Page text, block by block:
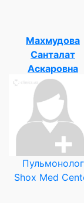
Махмудова
Санталат
Аскаровна
Пульмонолог
Shox Med